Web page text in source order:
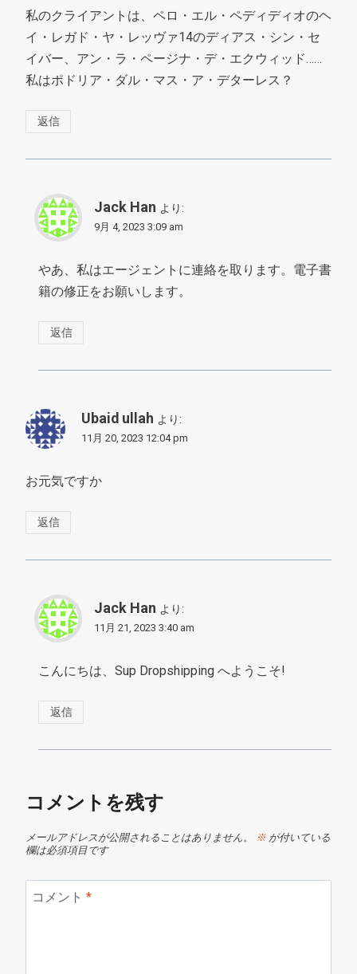
私のクライアントは、ペロ・エル・ペディディオのヘ
イ・レガド・ヤ・レッヴァ14のディアス・シン・セ
イバー、アン・ラ・ページナ・デ・エクウィッド……
私はポドリア・ダル・マス・ア・デターレス？
返信
Jack Han より:
9月 4, 2023 3:09 am
やあ、私はエージェントに連絡を取ります。電子書
籍の修正をお願いします。
返信
Ubaid ullah より:
11月 20, 2023 12:04 pm
お元気ですか
返信
Jack Han より:
11月 21, 2023 3:40 am
こんにちは、Sup Dropshipping へようこそ!
返信
コメントを残す
メールアドレスが公開されることはありません。 ※ が付いている
欄は必須項目です
コメント *